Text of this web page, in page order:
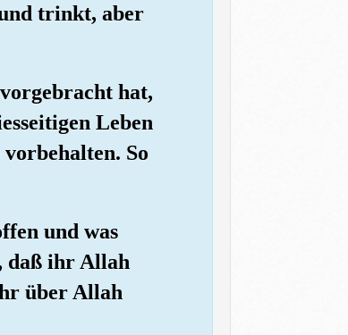
trinkt, aber
hat,
Leben
So
und was
daß ihr Allah
über Allah